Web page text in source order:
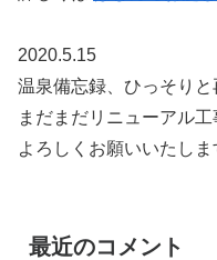
2020.5.15
温泉備忘録、ひっそりと
まだまだリニューアル
よろしくお願いいたしま
最近のコメント